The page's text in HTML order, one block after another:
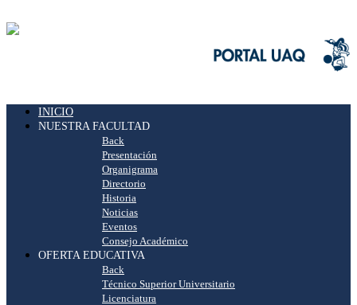
INICIO
NUESTRA FACULTAD
Back
Presentación
Organigrama
Directorio
Historia
Noticias
Eventos
Consejo Académico
OFERTA EDUCATIVA
Back
Técnico Superior Universitario
Licenciatura